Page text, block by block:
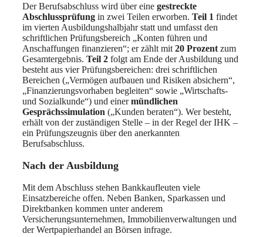
Der Berufsabschluss wird über eine gestreckte
Abschlussprüfung in zwei Teilen erworben. Teil 1 findet
im vierten Ausbildungshalbjahr statt und umfasst den
schriftlichen Prüfungsbereich „Konten führen und
Anschaffungen finanzieren“; er zählt mit 20 Prozent zum
Gesamtergebnis. Teil 2 folgt am Ende der Ausbildung und
besteht aus vier Prüfungsbereichen: drei schriftlichen
Bereichen („Vermögen aufbauen und Risiken absichern“,
„Finanzierungsvorhaben begleiten“ sowie „Wirtschafts-
und Sozialkunde“) und einermündlichen
Gesprächssimulation („Kunden beraten“). Wer besteht,
erhält von der zuständigen Stelle – in der Regel der IHK –
ein Prüfungszeugnis über den anerkannten
Berufsabschluss.
Nach der Ausbildung
Mit dem Abschluss stehen Bankkaufleuten viele
Einsatzbereiche offen. Neben Banken, Sparkassen und
Direktbanken kommen unter anderem
Versicherungsunternehmen, Immobilienverwaltungen und
der Wertpapierhandel an Börsen infrage.